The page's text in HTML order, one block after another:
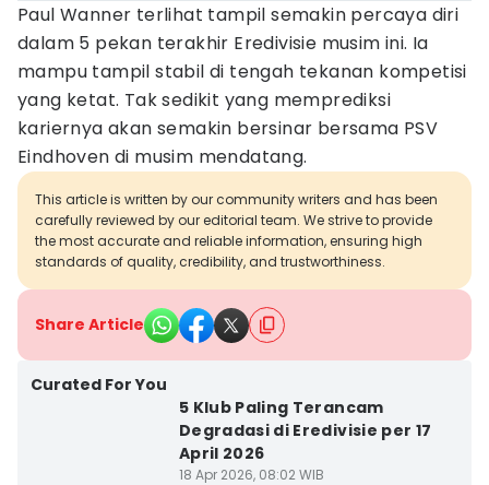
Paul Wanner terlihat tampil semakin percaya diri
dalam 5 pekan terakhir Eredivisie musim ini. Ia
mampu tampil stabil di tengah tekanan kompetisi
yang ketat. Tak sedikit yang memprediksi
kariernya akan semakin bersinar bersama PSV
Eindhoven di musim mendatang.
This article is written by our community writers and has been
carefully reviewed by our editorial team. We strive to provide
the most accurate and reliable information, ensuring high
standards of quality, credibility, and trustworthiness.
Share Article
Curated For You
5 Klub Paling Terancam
Degradasi di Eredivisie per 17
April 2026
18 Apr 2026, 08:02 WIB